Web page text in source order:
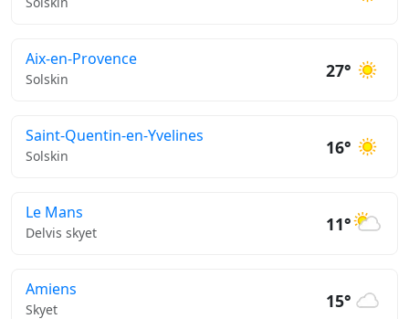
Aix-en-Provence
Solskin 27°
Saint-Quentin-en-Yvelines
Solskin 16°
Le Mans
Delvis skyet 11°
Amiens
Skyet 15°